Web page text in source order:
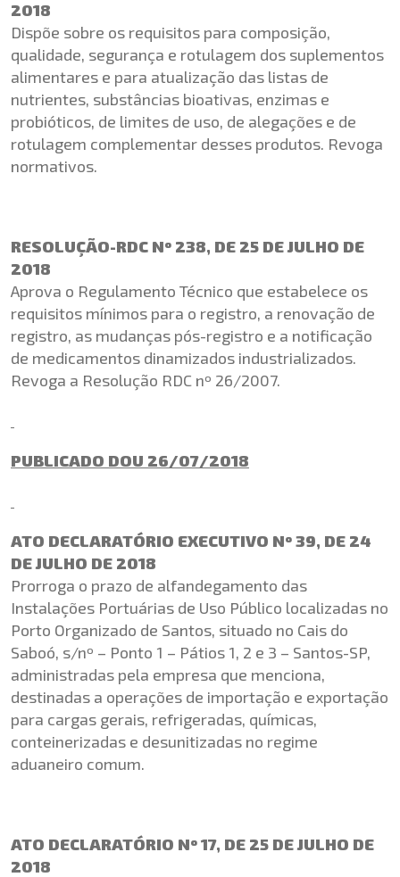
2018
Dispõe sobre os requisitos para composição,
qualidade, segurança e rotulagem dos suplementos
alimentares e para atualização das listas de
nutrientes, substâncias bioativas, enzimas e
probióticos, de limites de uso, de alegações e de
rotulagem complementar desses produtos. Revoga
normativos.
RESOLUÇÃO-RDC Nº 238, DE 25 DE JULHO DE
2018
Aprova o Regulamento Técnico que estabelece os
requisitos mínimos para o registro, a renovação de
registro, as mudanças pós-registro e a notificação
de medicamentos dinamizados industrializados.
Revoga a Resolução RDC nº 26/2007.
PUBLICADO DOU 26/07/2018
ATO DECLARATÓRIO EXECUTIVO Nº 39, DE 24
DE JULHO DE 2018
Prorroga o prazo de alfandegamento das
Instalações Portuárias de Uso Público localizadas no
Porto Organizado de Santos, situado no Cais do
Saboó, s/nº – Ponto 1 – Pátios 1, 2 e 3 – Santos-SP,
administradas pela empresa que menciona,
destinadas a operações de importação e exportação
para cargas gerais, refrigeradas, químicas,
conteinerizadas e desunitizadas no regime
aduaneiro comum.
ATO DECLARATÓRIO Nº 17, DE 25 DE JULHO DE
2018